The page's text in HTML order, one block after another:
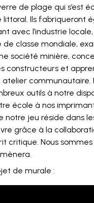
de plage qui s’est
Ils fabriqueront
avec l’industrie
classe mondiale,
société minière,
constructeurs et
atelier communautaire.
outils à notre
école à nos
notre jeu réside dans
grâce à la
critique. Nous
de murale :